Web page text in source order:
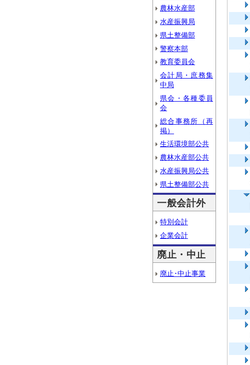
農林水産部
水産振興局
県土整備部
警察本部
教育委員会
会計局・庶務集
中局
県会・各種委員
会
総合事務所（再
掲）
生活環境部公共
農林水産部公共
水産振興局公共
県土整備部公共
一般会計外
特別会計
企業会計
廃止・中止
廃止･中止事業